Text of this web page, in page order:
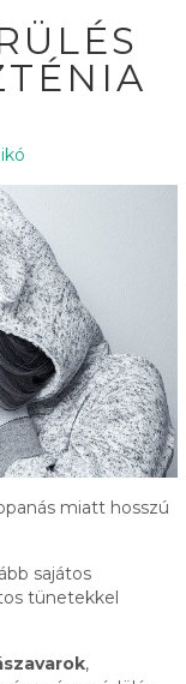
miatt hosszú
sajátos
tünetekkel
,